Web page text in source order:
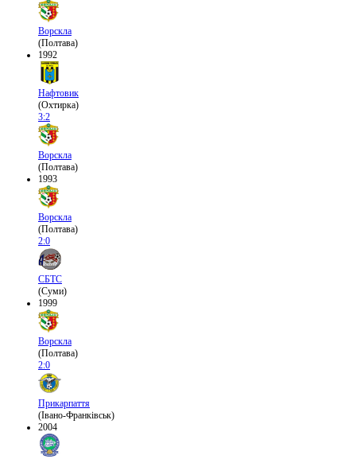
Ворскла
(Полтава)
1992
Нафтовик
(Охтирка)
3:2
Ворскла
(Полтава)
1993
Ворскла
(Полтава)
2:0
СБТС
(Суми)
1999
Ворскла
(Полтава)
2:0
Прикарпаття
(Івано-Франківськ)
2004